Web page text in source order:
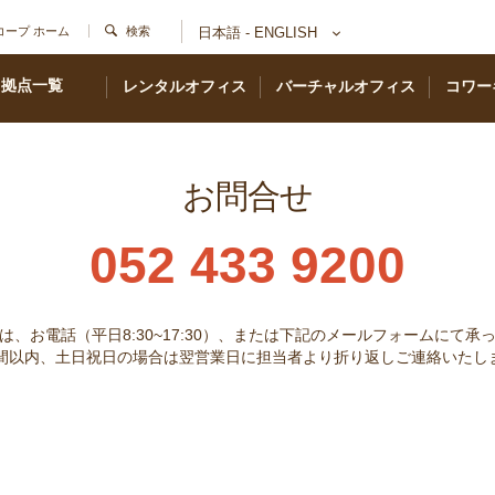
ープ ホーム 検索 日本語 - ENGLISH
レンタルオフィス バーチャルオフィス コワ
拠点一覧
お問合せ
052 433 9200
、お電話（平日8:30~17:30）、または下記のメールフォームにて承
以内、土日祝日の場合は翌営業日に担当者より折り返しご連絡いたし